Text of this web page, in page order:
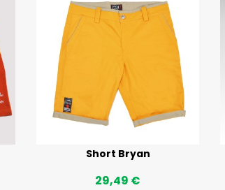
Short Bryan
29,49 €